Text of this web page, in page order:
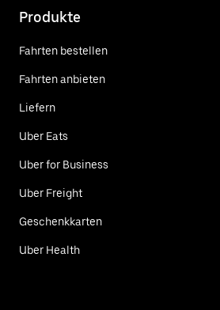
Produkte
Fahrten bestellen
Fahrten anbieten
Liefern
Uber Eats
Uber for Business
Uber Freight
Geschenkkarten
Uber Health